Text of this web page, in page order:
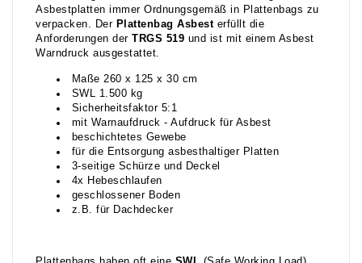
Asbestplatten immer Ordnungsgemäß in Plattenbags zu
verpacken. Der Plattenbag Asbest erfüllt die
Anforderungen der TRGS 519 und ist mit einem Asbest
Warndruck ausgestattet.
Maße 260 x 125 x 30 cm
SWL 1.500 kg
Sicherheitsfaktor 5:1
mit Warnaufdruck - Aufdruck für Asbest
beschichtetes Gewebe
für die Entsorgung asbesthaltiger Platten
3-seitige Schürze und Deckel
4x Hebeschlaufen
geschlossener Boden
z.B. für Dachdecker